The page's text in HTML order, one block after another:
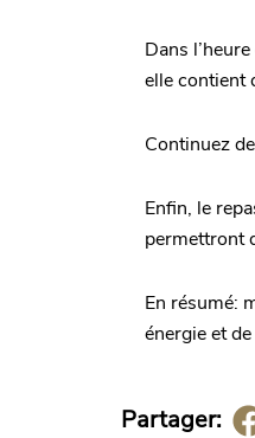
Dans
elle contient
Continuez
Enfin, le
permettront
En résumé:
énergie et
Partager: